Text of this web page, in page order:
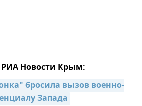
Новости Крым:
бросила вызов военно-
Запада